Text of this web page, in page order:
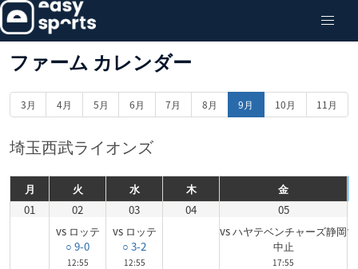
ファーム カレンダー
3月 4月 5月 6月 7月 8月 9月 10月 11月
埼玉西武ライオンズ
月 火 水 木
金
01
02
vs ロッテ
○ 9-0
12:55
03
vs ロッテ
○ 3-2
12:55
04
05
vs ハヤテベンチャーズ静岡
中止
17:55